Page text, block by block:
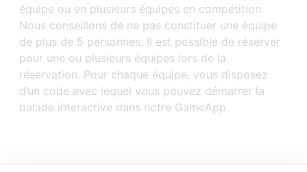
équipe ou en plusieurs équipes en compétition.
Nous conseillons de ne pas constituer une équipe
de plus de 5 personnes. Il est possible de réserver
pour une ou plusieurs équipes lors de la
réservation. Pour chaque équipe, vous disposez
d’un code avec lequel vous pouvez démarrer la
balade interactive dans notre GameApp.